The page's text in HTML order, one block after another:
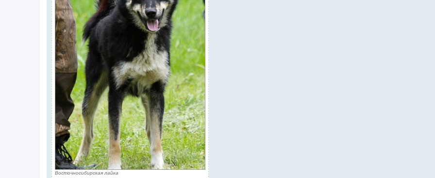
Восточносибирская лайка